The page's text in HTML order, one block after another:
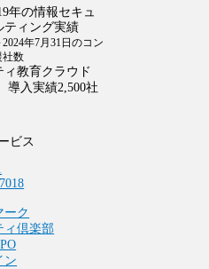
年の情報セキュ
ティング実績
年7月31日のコン
社数
教育クラウド
導入実績2,500社
ビス
ーク
ィ倶楽部
ン